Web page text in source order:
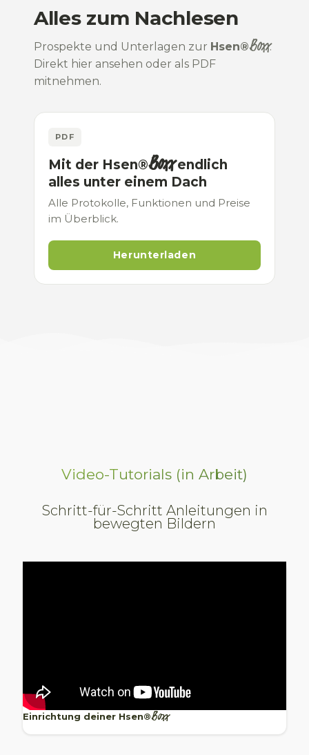
Alles zum Nachlesen
Prospekte und Unterlagen zur Hsen®Boxx.
Direkt hier ansehen oder als PDF
mitnehmen.
PDF
Mit der Hsen®Boxxendlich
alles unter einem Dach
Alle Protokolle, Funktionen und Preise
im Überblick.
Herunterladen
Video-Tutorials (in Arbeit)
Schritt-für-Schritt Anleitungen in
bewegten Bildern
Einrichtung deiner Hsen®Boxx